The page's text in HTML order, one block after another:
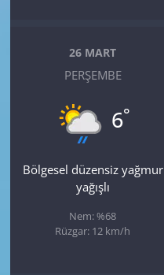
26 MART
PERŞEMBE
6°
Bölgesel düzensiz yağmur
yağışlı
Nem: %68
Rüzgar: 12 km/h